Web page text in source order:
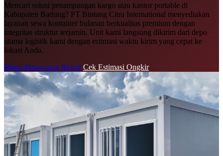
Mencari solusi penampangan kargo atau kantor portable di
Kabupaten Badung? PT Bintang Citra International menyediakan
layanan sewa kontainer bulanan berkualitas premium dengan
integritas struktur terjamin. Unit kami langsung dikirim dari depo
utama logistik kami dengan estimasi waktu kirim yang cepat ke
lokasi Anda.
Minta Penawaran Resmi Cek Estimasi Ongkir